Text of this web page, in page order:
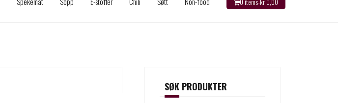
0 items-kr0,00
SØK PRODUKTER